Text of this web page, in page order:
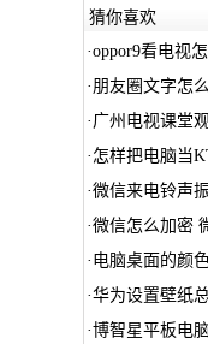
猜你喜欢
·oppor9看电视
· 朋友圈文字怎
· 广州电视课堂
· 怎样把电脑当
·微信来电铃声
·微信怎么加密
· 电脑桌面的颜
·华为设置壁纸
·博智星平板电